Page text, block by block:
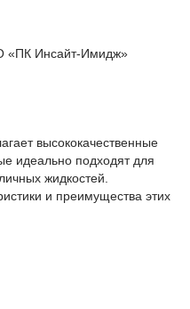
«ПК Инсайт-Имидж»
высококачественные
идеально подходят для
жидкостей.
и преимущества этих